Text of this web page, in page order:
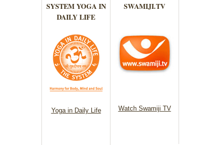
SYSTEM YOGA IN
DAILY LIFE
Yoga in Daily Life
SWAMIJI.TV
Watch Swamiji TV